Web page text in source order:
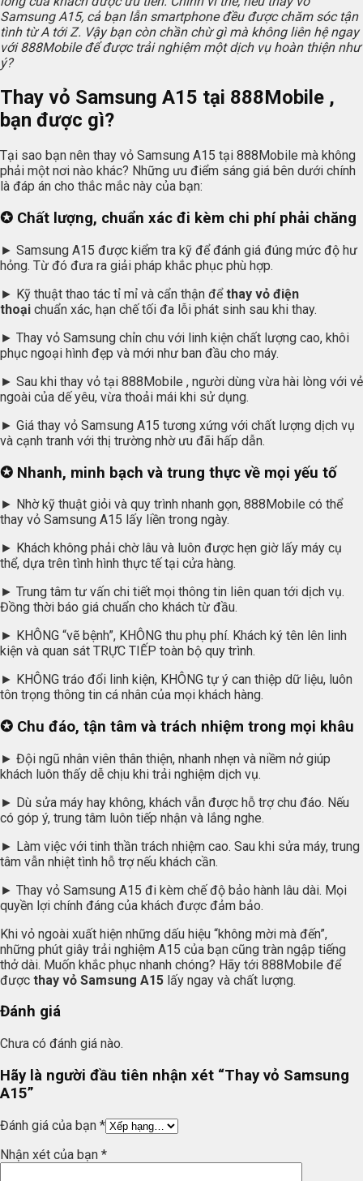
Samsung A15, cả bạn lẫn smartphone đều được chăm sóc tận
tình từ A tới Z. Vậy bạn còn chần chừ gì mà không liên hệ ngay
với 888Mobile để được trải nghiệm một dịch vụ hoàn thiện như
ý?
Thay vỏ Samsung A15 tại 888Mobile ,
bạn được gì?
Tại sao bạn nên thay vỏ Samsung A15 tại 888Mobile mà không
phải một nơi nào khác? Những ưu điểm sáng giá bên dưới chính
là đáp án cho thắc mắc này của bạn:
✪ Chất lượng, chuẩn xác đi kèm chi phí phải chăng
► Samsung A15 được kiểm tra kỹ để đánh giá đúng mức độ hư
hỏng. Từ đó đưa ra giải pháp khắc phục phù hợp.
► Kỹ thuật thao tác tỉ mỉ và cẩn thận đểthay vỏ điện
thoại chuẩn xác, hạn chế tối đa lỗi phát sinh sau khi thay.
► Thay vỏ Samsung chỉn chu với linh kiện chất lượng cao, khôi
phục ngoại hình đẹp và mới như ban đầu cho máy.
► Sau khi thay vỏ tại 888Mobile , người dùng vừa hài lòng với vẻ
ngoài của dế yêu, vừa thoải mái khi sử dụng.
► Giá thay vỏ Samsung A15 tương xứng với chất lượng dịch vụ
và cạnh tranh với thị trường nhờ ưu đãi hấp dẫn.
✪ Nhanh, minh bạch và trung thực về mọi yếu tố
► Nhờ kỹ thuật giỏi và quy trình nhanh gọn, 888Mobile có thể
thay vỏ Samsung A15 lấy liền trong ngày.
► Khách không phải chờ lâu và luôn được hẹn giờ lấy máy cụ
thể, dựa trên tình hình thực tế tại cửa hàng.
► Trung tâm tư vấn chi tiết mọi thông tin liên quan tới dịch vụ.
Đồng thời báo giá chuẩn cho khách từ đầu.
► KHÔNG “vẽ bệnh”, KHÔNG thu phụ phí. Khách ký tên lên linh
kiện và quan sát TRỰC TIẾP toàn bộ quy trình.
► KHÔNG tráo đổi linh kiện, KHÔNG tự ý can thiệp dữ liệu, luôn
tôn trọng thông tin cá nhân của mọi khách hàng.
✪ Chu đáo, tận tâm và trách nhiệm trong mọi khâu
► Đội ngũ nhân viên thân thiện, nhanh nhẹn và niềm nở giúp
khách luôn thấy dễ chịu khi trải nghiệm dịch vụ.
► Dù sửa máy hay không, khách vẫn được hỗ trợ chu đáo. Nếu
có góp ý, trung tâm luôn tiếp nhận và lắng nghe.
► Làm việc với tinh thần trách nhiệm cao. Sau khi sửa máy, trung
tâm vẫn nhiệt tình hỗ trợ nếu khách cần.
► Thay vỏ Samsung A15 đi kèm chế độ bảo hành lâu dài. Mọi
quyền lợi chính đáng của khách được đảm bảo.
Khi vỏ ngoài xuất hiện những dấu hiệu “không mời mà đến”,
những phút giây trải nghiệm A15 của bạn cũng tràn ngập tiếng
thở dài. Muốn khắc phục nhanh chóng? Hãy tới 888Mobile để
được thay vỏ Samsung A15 lấy ngay và chất lượng.
Đánh giá
Chưa có đánh giá nào.
Hãy là người đầu tiên nhận xét “Thay vỏ Samsung
A15”
Đánh giá của bạn *
Nhận xét của bạn *